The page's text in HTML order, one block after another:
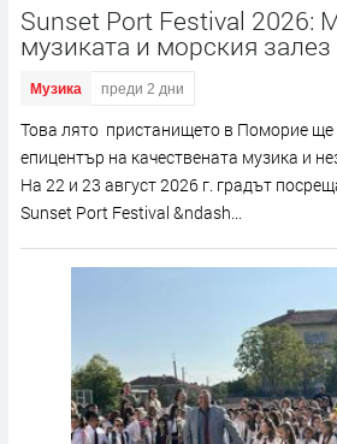
Sunset Port Festival 2026:
музиката и морския
Музика преди 2 дни
Това лято пристанището в Поморие ще
епицентър на качествената музика и
На 22 и 23 август 2026 г. градът
Sunset Port Festival &ndash...